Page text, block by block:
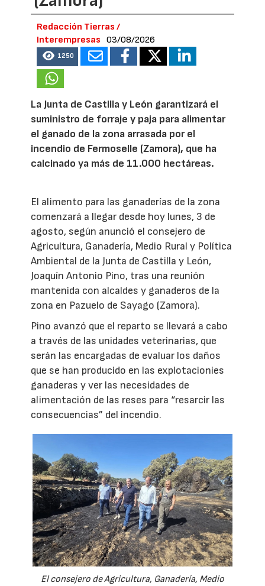
Redacción Tierras /
Interempresas
03/08/2026
1250
La Junta de Castilla y León garantizará el
suministro de forraje y paja para alimentar
el ganado de la zona arrasada por el
incendio de Fermoselle (Zamora), que ha
calcinado ya más de 11.000 hectáreas.
El alimento para las ganaderías de la zona
comenzará a llegar desde hoy lunes, 3 de
agosto, según anunció el consejero de
Agricultura, Ganadería, Medio Rural y Política
Ambiental de la Junta de Castilla y León,
Joaquín Antonio Pino, tras una reunión
mantenida con alcaldes y ganaderos de la
zona en Pazuelo de Sayago (Zamora).
Pino avanzó que el reparto se llevará a cabo
a través de las unidades veterinarias, que
serán las encargadas de evaluar los daños
que se han producido en las explotacionies
ganaderas y ver las necesidades de
alimentación de las reses para “resarcir las
consecuencias” del incendio.
El consejero de Agricultura, Ganadería, Medio